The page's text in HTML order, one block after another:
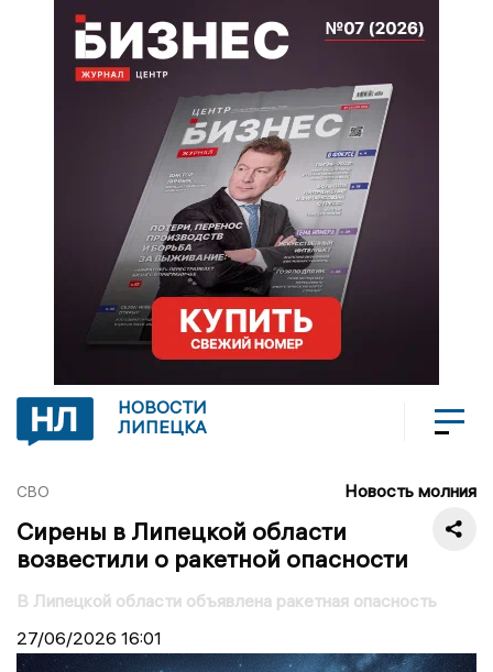
НОВОСТИ
ЛИПЕЦКА
СВО Новость молния
Сирены в Липецкой области
возвестили о ракетной опасности
В Липецкой области объявлена ракетная опасность
27/06/2026 16:01